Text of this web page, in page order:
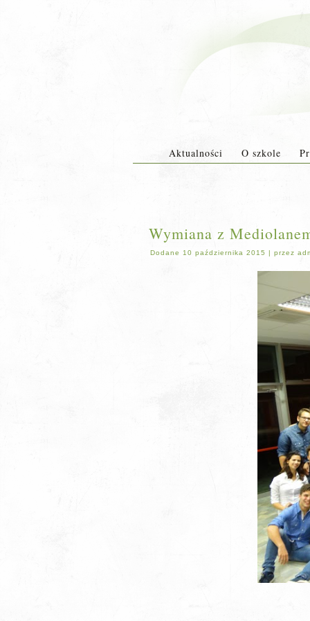
Aktualności O szkole
Wymiana z
Dodane 10 października 2015 | przez